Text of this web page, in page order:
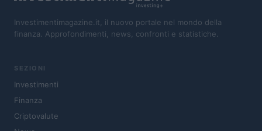
Investimentimagazine.it, il nuovo portale nel mondo della
finanza. Approfondimenti, news, confronti e statistiche.
SEZIONI
Investimenti
Finanza
Criptovalute